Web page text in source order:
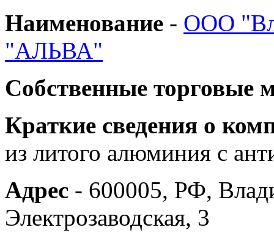
Наименование - ООО
"АЛЬВА"
Собственные торговые
Краткие сведения о
из литого алюминия с
Адрес - 600005, РФ,
Электрозаводская, 3